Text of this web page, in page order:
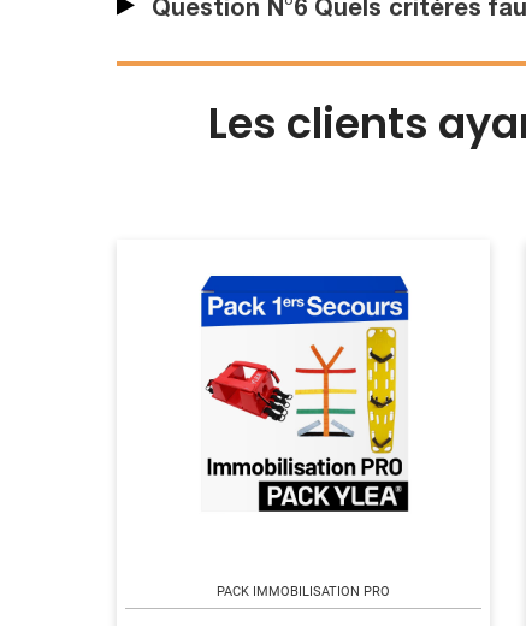
Question N°6 Quels critères
Les clients
PACK IMMOBILISATION PRO